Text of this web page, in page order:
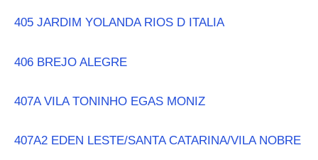
405 JARDIM YOLANDA RIOS D ITALIA
406 BREJO ALEGRE
407A VILA TONINHO EGAS MONIZ
407A2 EDEN LESTE/SANTA CATARINA/VILA NOBRE